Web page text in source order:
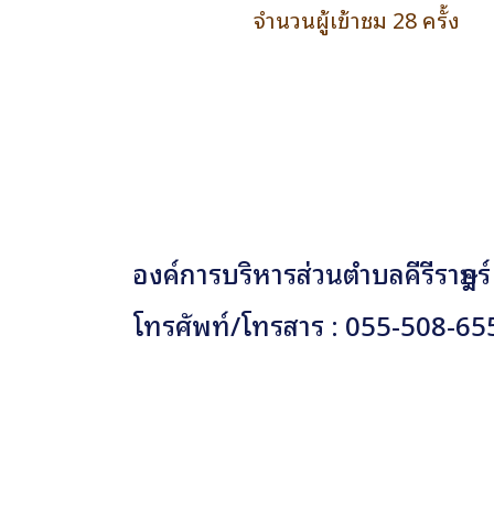
จำนวนผู้เข้าชม 28 ครั้ง
องค์การบริหารส่วนตำบลคีรีราษ
โทรศัพท์/โทรสาร : 055-508-